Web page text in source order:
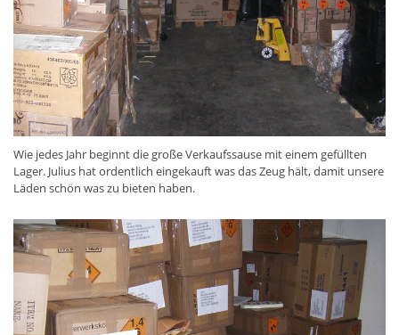
Wie jedes Jahr beginnt die große Verkaufssause mit einem gefüllten
Lager. Julius hat ordentlich eingekauft was das Zeug hält, damit unsere
Läden schön was zu bieten haben.